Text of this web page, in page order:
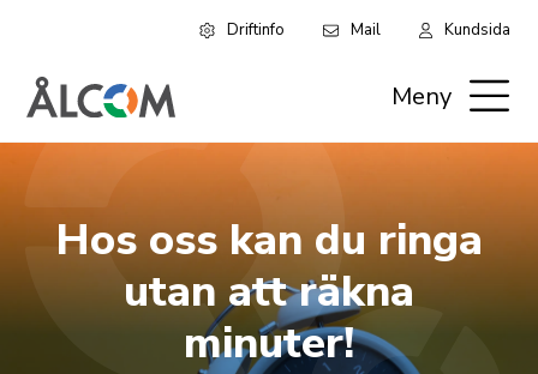
till
huvudinnehåll
Driftinfo Mail Kundsida
Meny
Hos oss kan du ringa
utan att räkna
minuter!